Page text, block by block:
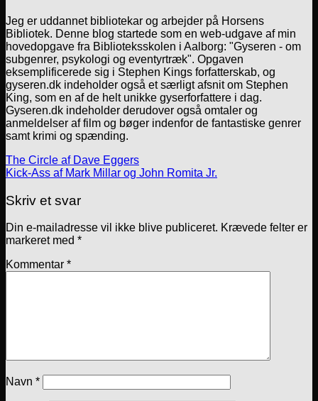
Jeg er uddannet bibliotekar og arbejder på Horsens
Bibliotek. Denne blog startede som en web-udgave af min
hovedopgave fra Biblioteksskolen i Aalborg: "Gyseren - om
subgenrer, psykologi og eventyrtræk". Opgaven
eksemplificerede sig i Stephen Kings forfatterskab, og
gyseren.dk indeholder også et særligt afsnit om Stephen
King, som en af de helt unikke gyserforfattere i dag.
Gyseren.dk indeholder derudover også omtaler og
anmeldelser af film og bøger indenfor de fantastiske genrer
samt krimi og spænding.
The Circle af Dave Eggers
Kick-Ass af Mark Millar og John Romita Jr.
Skriv et svar
Din e-mailadresse vil ikke blive publiceret. Krævede felter er
markeret med *
Kommentar *
Navn *